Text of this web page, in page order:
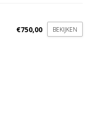
€750,00 BEKIJKEN